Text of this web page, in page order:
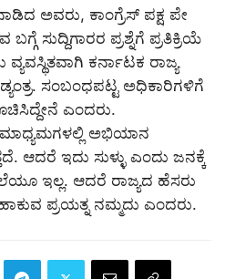
ಅವರು, ಕಾಂಗ್ರೆಸ್ ಪಕ್ಷ ಪೇ
ಸುದ್ದಿಗಾರರ ಪ್ರಶ್ನೆಗೆ ಪ್ರತಿಕ್ರಿಯೆ
ಕರ್ನಾಟಕ ರಾಜ್ಯ
ಸಂಬಂಧಪಟ್ಟ ಅಧಿಕಾರಿಗಳಿಗೆ
ಎಂದರು.
ಅಭಿಯಾನ
ಆದರೆ ಇದು ಸುಳ್ಳು ಎಂದು ಜನಕ್ಕೆ
ಇಲ್ಲ. ಆದರೆ ರಾಜ್ಯದ ಹೆಸರು
ಪ್ರಯತ್ನ ನಮ್ಮದು ಎಂದರು.